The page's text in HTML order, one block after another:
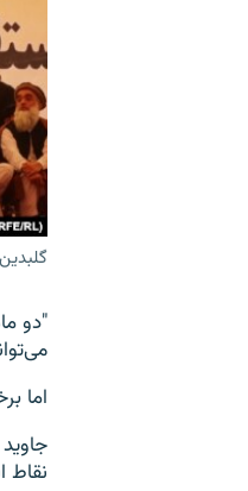
"دو
اما
نقاط